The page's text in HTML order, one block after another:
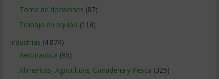
Toma de decisiones (87)
Trabajo en equipo (118)
Industrias (4.874)
Aeronautica (95)
Alimentos, Agricultura, Ganaderia y Pesca (325)